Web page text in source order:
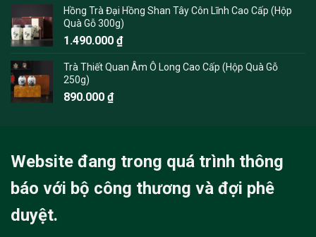
Hồng Trà Đại Hồng Shan Tây Côn Lĩnh Cao Cấp (Hộp
Quà Gỗ 300g)
1.490.000 ₫
Trà Thiết Quan Âm Ô Long Cao Cấp (Hộp Quà Gỗ
250g)
890.000 ₫
Website đang trong quá trình thông
báo với bộ công thương và đợi phê
duyệt.